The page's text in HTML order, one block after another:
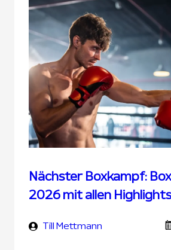
Nächster Boxkampf:
2026 mit allen
Till Mettmann